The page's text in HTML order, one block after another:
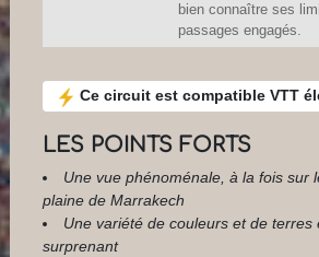
bien connaître ses
passages engagés.
Ce circuit est compatible VTT
LES POINTS FORTS
Une vue phénoménale, à la fois sur
plaine de Marrakech
Une variété de couleurs et de terres
surprenant